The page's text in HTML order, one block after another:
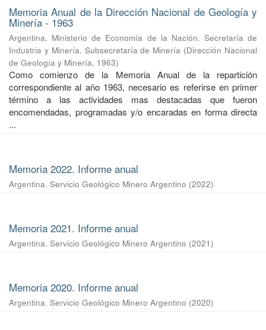
Memoria Anual de la Dirección Nacional de Geología y
Minería - 1963
Argentina. Ministerio de Economía de la Nación. Secretaría de
Industria y Minería. Subsecretaría de Minería (Dirección Nacional
de Geología y Minería, 1963)
Como comienzo de la Memoria Anual de la repartición
correspondiente al año 1963, necesario es referirse en primer
término a las actividades mas destacadas que fueron
encomendadas, programadas y/o encaradas en forma directa
...
Memoria 2022. Informe anual
Argentina. Servicio Geológico Minero Argentino (2022)
Memoria 2021. Informe anual
Argentina. Servicio Geológico Minero Argentino (2021)
Memoria 2020. Informe anual
Argentina. Servicio Geológico Minero Argentino (2020)